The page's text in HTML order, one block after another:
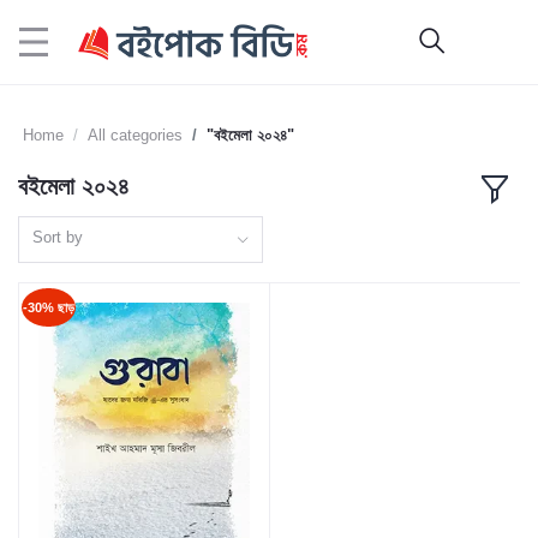
Home All categories "বইমেলা ২০২৪"
বইমেলা ২০২৪
Sort by
-30% ছাড়